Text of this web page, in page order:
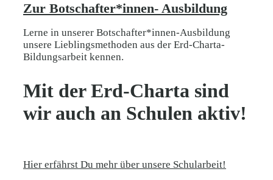
Zur Botschafter*innen- Ausbildung
Lerne in unserer Botschafter*innen-Ausbildung
unsere Lieblingsmethoden aus der Erd-Charta-
Bildungsarbeit kennen.
Mit der Erd-Charta sind
wir auch an Schulen aktiv!
Hier erfährst Du mehr über unsere Schularbeit!